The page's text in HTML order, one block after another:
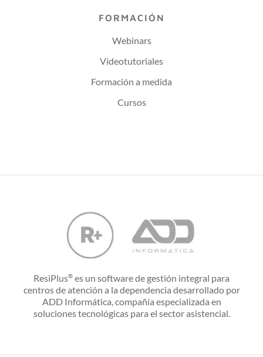
FORMACIÓN
Webinars
Videotutoriales
Formación a medida
Cursos
ResiPlus® es un software de gestión integral para
centros de atención a la dependencia desarrollado por
ADD Informática, compañía especializada en
soluciones tecnológicas para el sector asistencial.